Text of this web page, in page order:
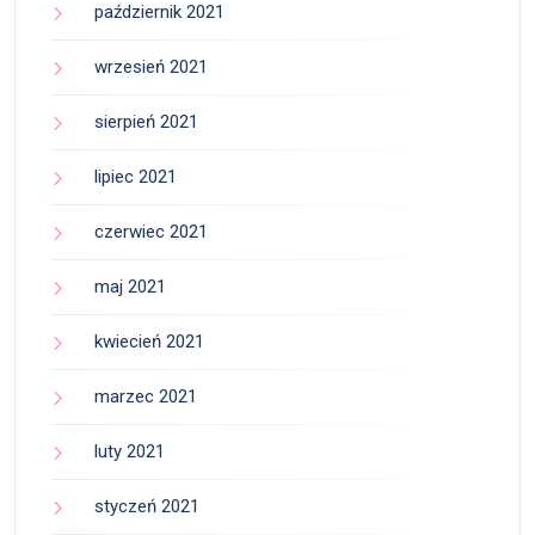
październik 2021
wrzesień 2021
sierpień 2021
lipiec 2021
czerwiec 2021
maj 2021
kwiecień 2021
marzec 2021
luty 2021
styczeń 2021